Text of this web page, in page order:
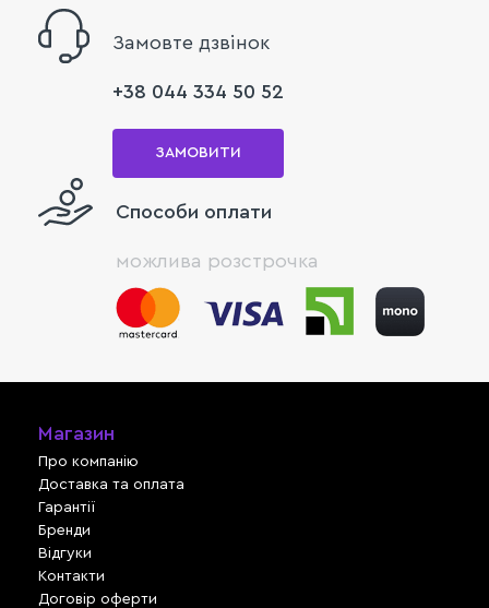
Замовте дзвінок
+38 044 334 50 52
ЗАМОВИТИ
Способи оплати
можлива розстрочка
Магазин
Про компанію
Доставка та оплата
Гарантії
Бренди
Відгуки
Контакти
Договір оферти